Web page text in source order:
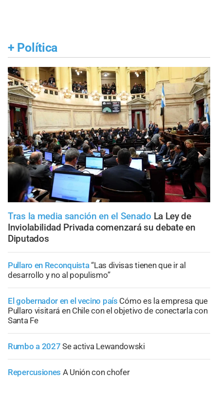
+ Política
Tras la media sanción en el Senado La Ley de
Inviolabilidad Privada comenzará su debate en
Diputados
Pullaro en Reconquista“Las divisas tienen que ir al
desarrollo y no al populismo”
El gobernador en el vecino país Cómo es la empresa que
Pullaro visitará en Chile con el objetivo de conectarla con
Santa Fe
Rumbo a 2027 Se activa Lewandowski
Repercusiones A Unión con chofer